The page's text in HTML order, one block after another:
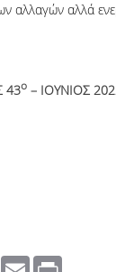
αλλαγών αλλά
43ο – ΙΟΥΝΙΟΣ
Gmail Email